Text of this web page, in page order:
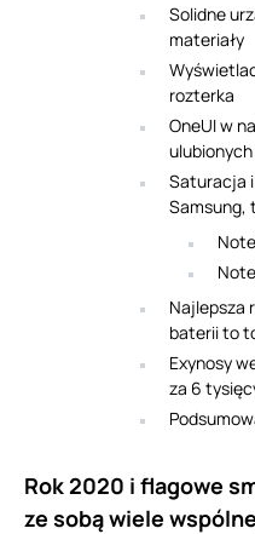
Solidne
materiały
rozterka
OneUI w
Saturacja
Samsung,
Najlepsza
baterii to
Exynosy
za 6
Rok 2020 i flagowe
ze sobą wiele